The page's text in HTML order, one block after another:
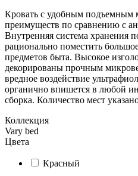
Кровать с удобным подъемным
преимуществ по сравнению с
Внутренняя система хранения
рационально поместить
предметов быта. Высокое
декорированы прочным
вредное воздействие
органично впишется в любой
сборка. Количество мест
Коллекция
Vary bed
Цвета
Красный